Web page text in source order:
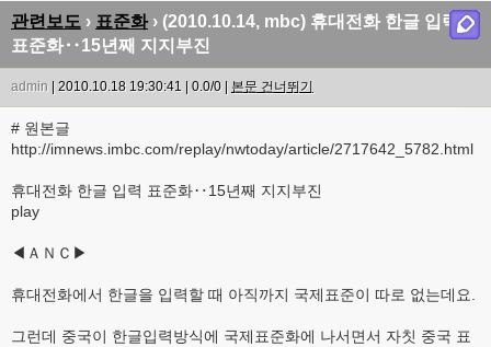
관련보도 › 표준화› (2010.10.14, mbc) 휴대전화 한글 입력
표준화‥15년째 지지부진
admin | 2010.10.18 19:30:41 | 0.0/0 | 본문 건너뛰기
# 원본글
http://imnews.imbc.com/replay/nwtoday/article/2717642_5782.html
휴대전화 한글 입력 표준화‥15년째 지지부진
play
◀ＡＮＣ▶
휴대전화에서 한글을 입력할 때 아직까지 국제표준이 따로 없는데요.
그런데 중국이 한글입력방식에 국제표준화에 나서면서 자칫 중국 표